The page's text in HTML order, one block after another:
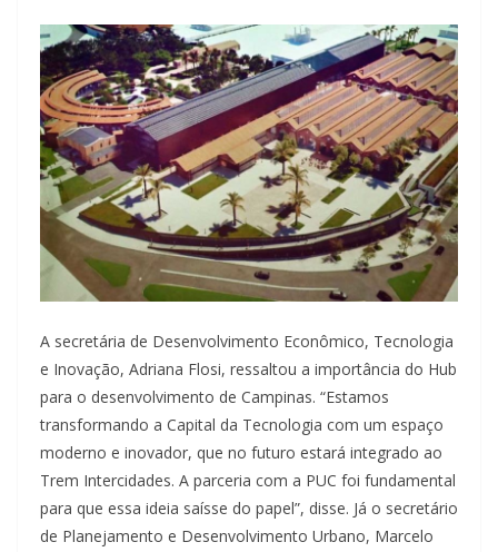
A secretária de Desenvolvimento Econômico, Tecnologia
e Inovação, Adriana Flosi, ressaltou a importância do Hub
para o desenvolvimento de Campinas. “Estamos
transformando a Capital da Tecnologia com um espaço
moderno e inovador, que no futuro estará integrado ao
Trem Intercidades. A parceria com a PUC foi fundamental
para que essa ideia saísse do papel”, disse. Já o secretário
de Planejamento e Desenvolvimento Urbano, Marcelo